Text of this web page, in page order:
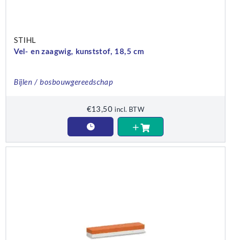
STIHL
Vel- en zaagwig, kunststof, 18,5 cm
Bijlen / bosbouwgereedschap
€13,50 incl. BTW